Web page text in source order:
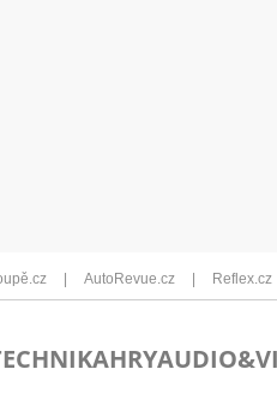
AutoRevue.cz Reflex.cz
HRY